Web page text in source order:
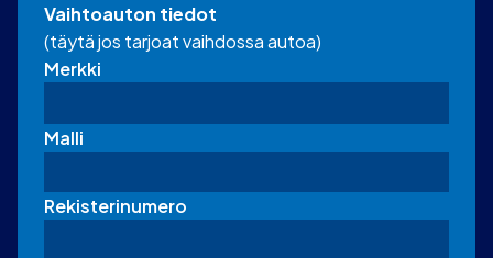
Vaihtoauton tiedot
(täytä jos tarjoat vaihdossa autoa)
Merkki
Malli
Rekisterinumero